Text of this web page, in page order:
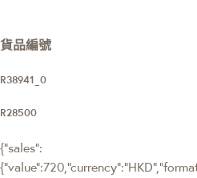
貨品編號
R38941_0
R28500
{"sales":